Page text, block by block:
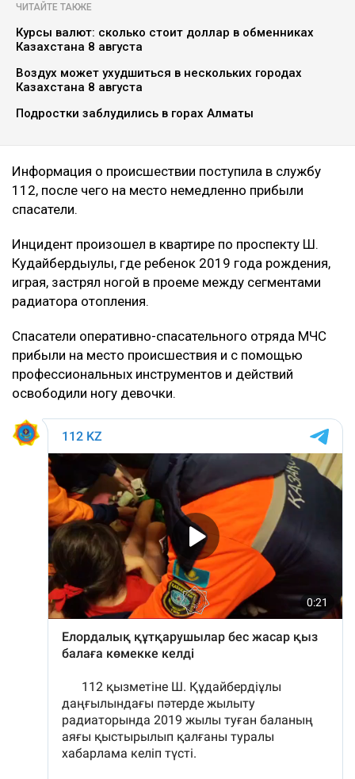
ЧИТАЙТЕ ТАКЖЕ
Курсы валют: сколько стоит доллар в обменниках
Казахстана 8 августа
Воздух может ухудшиться в нескольких городах
Казахстана 8 августа
Подростки заблудились в горах Алматы
Информация о происшествии поступила в службу
112, после чего на место немедленно прибыли
спасатели.
Инцидент произошел в квартире по проспекту Ш.
Кудайбердыулы, где ребенок 2019 года рождения,
играя, застрял ногой в проеме между сегментами
радиатора отопления.
Спасатели оперативно-спасательного отряда МЧС
прибыли на место происшествия и с помощью
профессиональных инструментов и действий
освободили ногу девочки.